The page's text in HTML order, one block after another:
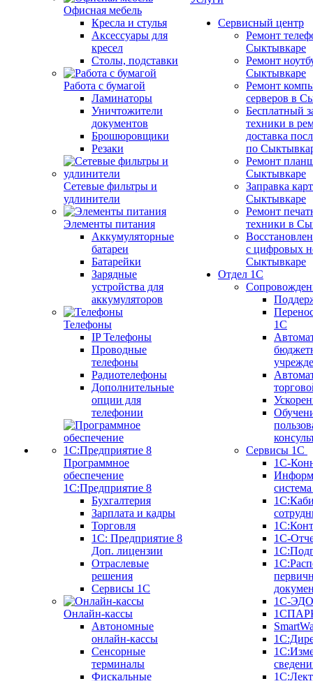
Офисная мебель
Кресла и стулья
Аксессуары для
кресел
Столы, подставки
Работа с бумагой
Ламинаторы
Уничтожители
документов
Брошюровщики
Резаки
Сетевые фильтры и
удлинители
Элементы питания
Аккумуляторные
батареи
Батарейки
Зарядные
устройства для
аккумуляторов
Телефоны
IP Телефоны
Проводные
телефоны
Радиотелефоны
Дополнительные
опции для
телефонии
Программное
обеспечение
1С:Предприятие 8
Бухгалтерия
Зарплата и кадры
Торговля
1C: Предприятие 8
Доп. лицензии
Отраслевые
решения
Сервисы 1С
Онлайн-кассы
Автономные
онлайн-кассы
Сенсорные
терминалы
Фискальные
Сервисный центр
Ремонт
Сыктывкаре
Ремонт
Сыктывкаре
Ремонт
серверов в
Бесплатный
техники в
доставка
по
Ремонт
Сыктывкаре
Заправка
Сыктывкаре
Ремонт
техники в
с цифровых
Сыктывкаре
Отдел 1С
1С
Сервисы 1С
1С-
1С-
1С-ЭДО